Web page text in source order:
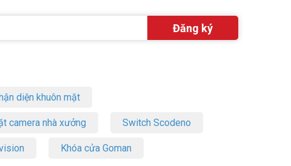
diện khuôn mặt
camera nhà xưởng Switch Scodeno
Khóa cửa Goman